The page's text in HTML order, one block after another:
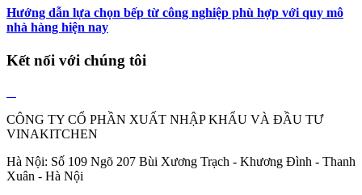
Hướng dẫn lựa chọn bếp từ công nghiệp phù hợp với quy mô
nhà hàng hiện nay
Kết nối với chúng tôi
CÔNG TY CỔ PHẦN XUẤT NHẬP KHẨU VÀ ĐẦU TƯ
VINAKITCHEN
Hà Nội: Số 109 Ngõ 207 Bùi Xương Trạch - Khương Đình - Thanh
Xuân - Hà Nội